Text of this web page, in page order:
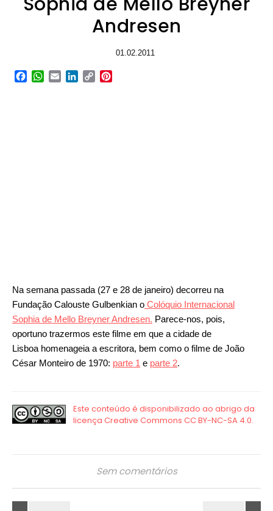
Andresen
01.02.2011
Facebook
WhatsApp
EmailLinkedIn
Copy
Na semana passada (27 e 28 de janeiro) decorreu na
Fundação Calouste Gulbenkian o Colóquio Internacional
Sophia de Mello Breyner Andresen. Parece-nos, pois,
oportuno trazermos este filme em que a cidade de
Lisboa homenageia a escritora, bem como o filme de João
César Monteiro de 1970: parte 1 e parte 2.
Sem comentários